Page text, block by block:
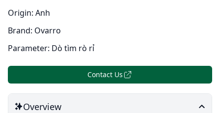
Origin: Anh
Brand: Ovarro
Parameter: Dò tìm rò rỉ
Contact Us
Overview